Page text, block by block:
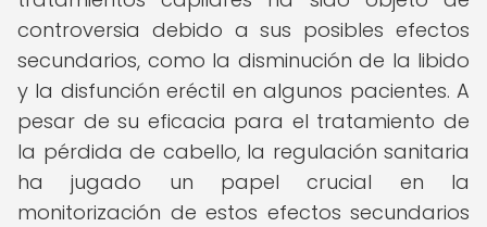
controversia debido a sus posibles efectos
secundarios, como la disminución de la libido
y la disfunción eréctil en algunos pacientes. A
pesar de su eficacia para el tratamiento de
la pérdida de cabello, la regulación sanitaria
ha jugado un papel crucial en la
monitorización de estos efectos secundarios